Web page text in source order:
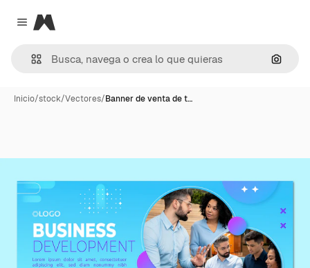
Close menu
Magnific
Inicio/stock/Vectores/Banner de venta de t…